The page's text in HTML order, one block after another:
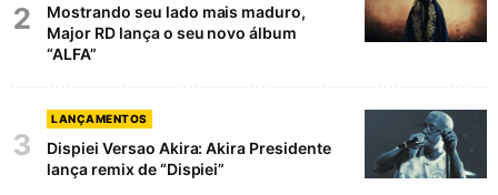
2
Mostrando seu lado mais maduro,
Major RD lança o seu novo álbum
“ALFA”
3
LANÇAMENTOS
Dispiei Versao Akira: Akira Presidente
lança remix de “Dispiei”